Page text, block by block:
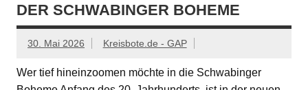
DER SCHWABINGER BOHEME
30. Mai 2026 Kreisbote.de - GAP
Wer tief hineinzoomen möchte in die Schwabinger